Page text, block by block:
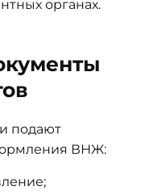
органах.
подают
ВНЖ: